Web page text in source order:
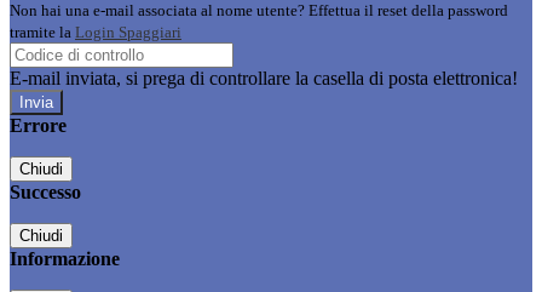
Non hai una e-mail associata al nome utente? Effettua il reset della password
tramite la Login Spaggiari
E-mail inviata, si prega di controllare la casella di posta elettronica!
Errore
Chiudi
Successo
Chiudi
Informazione